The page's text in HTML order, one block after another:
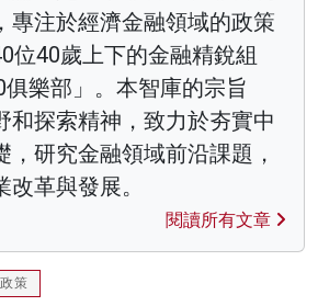
專注於經濟金融領域的政策
位40歲上下的金融精銳組
樂部」。本智庫的宗旨
和探索精神，致力於夯實中
，研究金融領域前沿課題，
革與發展。
閱讀所有文章
策